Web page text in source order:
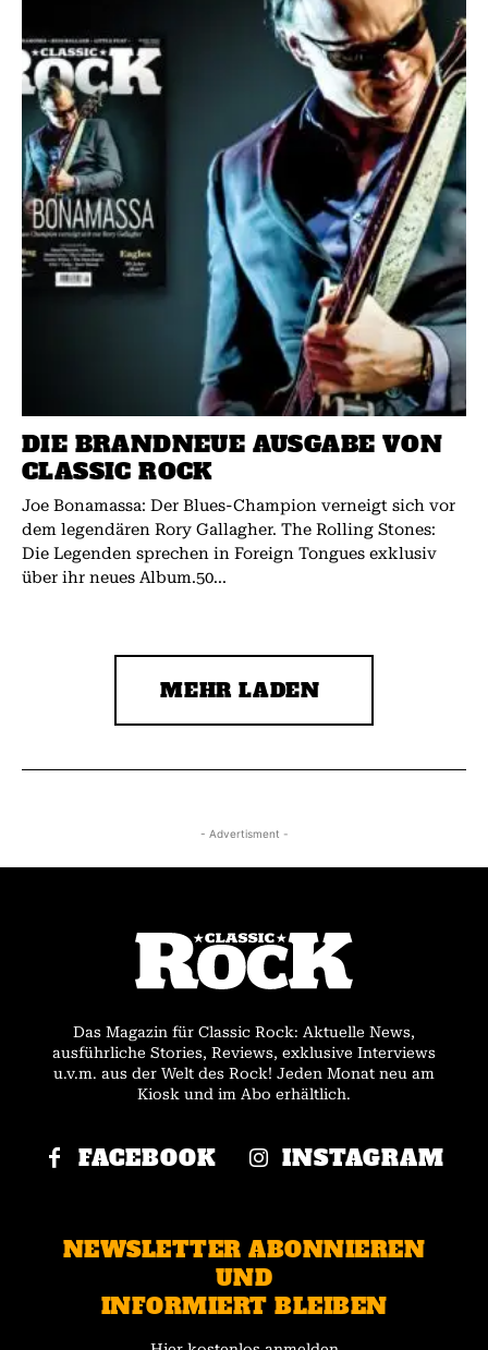
DIE BRANDNEUE AUSGABE VON
CLASSIC ROCK
Joe Bonamassa: Der Blues-Champion verneigt sich vor
dem legendären Rory Gallagher. The Rolling Stones:
Die Legenden sprechen in Foreign Tongues exklusiv
über ihr neues Album.50...
MEHR LADEN
- Advertisment -
Das Magazin für Classic Rock: Aktuelle News,
ausführliche Stories, Reviews, exklusive Interviews
u.v.m. aus der Welt des Rock! Jeden Monat neu am
Kiosk und im Abo erhältlich.
FACEBOOK INSTAGRAM
NEWSLETTER ABONNIEREN
UND
INFORMIERT BLEIBEN